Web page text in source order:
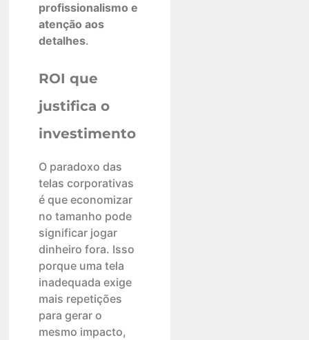
profissionalismo e
atenção aos
detalhes.
ROI que
justifica o
investimento
O paradoxo das
telas corporativas
é que economizar
no tamanho pode
significar jogar
dinheiro fora. Isso
porque uma tela
inadequada exige
mais repetições
para gerar o
mesmo impacto,